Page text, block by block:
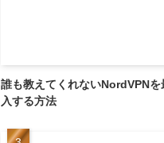
誰も教えてくれないNordVPNを
入する方法